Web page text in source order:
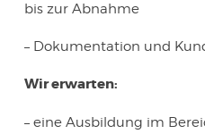
bis zur Abnahme
– Dokumentation und
Wir erwarten:
– eine Ausbildung im